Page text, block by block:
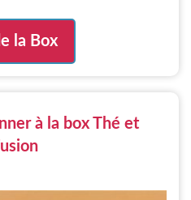
la Box
à la box Thé et